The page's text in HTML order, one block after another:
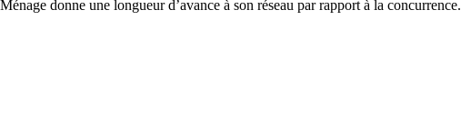
donne une longueur d’avance à son réseau par rapport à la concurrence.